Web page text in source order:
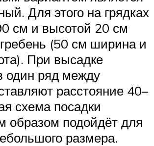
Для этого на грядках
см и высотой 20 см
(50 см ширина и
При высадке
один ряд между
расстояние 40–
схема посадки
образом подойдёт для
размера.